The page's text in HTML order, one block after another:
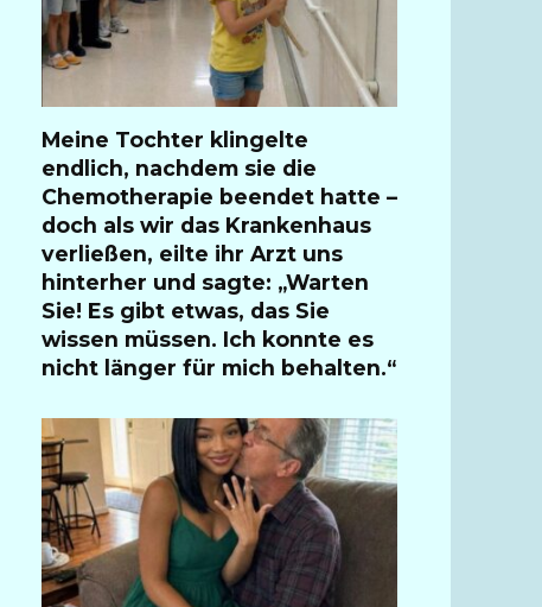
Meine Tochter klingelte
endlich, nachdem sie die
Chemotherapie beendet hatte –
doch als wir das Krankenhaus
verließen, eilte ihr Arzt uns
hinterher und sagte: „Warten
Sie! Es gibt etwas, das Sie
wissen müssen. Ich konnte es
nicht länger für mich behalten.“